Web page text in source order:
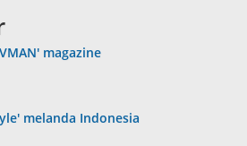
magazine
melanda Indonesia